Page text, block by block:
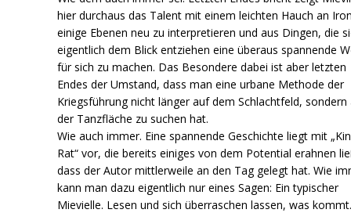
hier durchaus das Talent mit einem leichten Hauch an
einige Ebenen neu zu interpretieren und aus Dingen, die
eigentlich dem Blick entziehen eine überaus spannende
für sich zu machen. Das Besondere dabei ist aber letzten
Endes der Umstand, dass man eine urbane Methode der
Kriegsführung nicht länger auf dem Schlachtfeld, sondern
der Tanzfläche zu suchen hat.
Wie auch immer. Eine spannende Geschichte liegt mit
Rat“ vor, die bereits einiges von dem Potential erahnen
dass der Autor mittlerweile an den Tag gelegt hat. Wie
kann man dazu eigentlich nur eines Sagen: Ein typischer
Mievielle. Lesen und sich überraschen lassen, was